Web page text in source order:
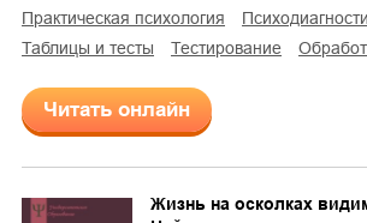
практическая психология
таблицы и тесты
тестирование
Читать онлайн
Жизнь на осколках